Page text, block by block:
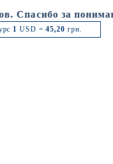
за
1 USD =45,20 грн.